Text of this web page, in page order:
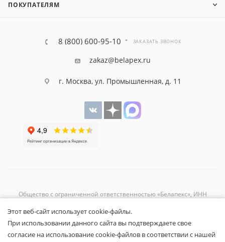
ПОКУПАТЕЛЯМ
8 (800) 600-95-10 ЗАКАЗАТЬ ЗВОНОК
zakaz@belapex.ru
г. Москва, ул. Промышленная, д. 11
Общество с ограниченной ответственностью «Белапекс», ИНН
Обращаем ваше внимание, что вся представленная на сайте
информация носит исключительно информационный характер и не
является публичной офертой.
Этот веб-сайт использует cookie-файлы.
При использовании данного сайта вы подтверждаете свое
согласие на использование cookie-файлов в соответствии с нашей